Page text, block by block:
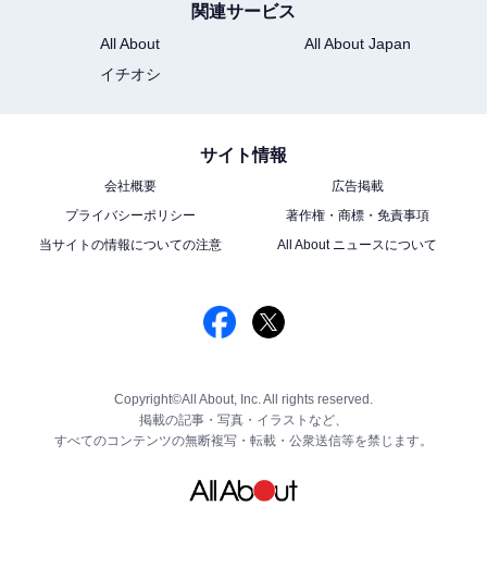
関連サービス
All About
All About Japan
イチオシ
サイト情報
会社概要
広告掲載
プライバシーポリシー
著作権・商標・免責事項
当サイトの情報についての注意
All About ニュースについて
Copyright©All About, Inc. All rights reserved.
掲載の記事・写真・イラストなど、
すべてのコンテンツの無断複写・転載・公衆送信等を禁じます。